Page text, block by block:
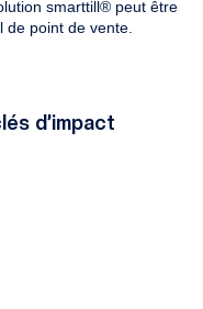
smarttill® peut être
point de vente.
d’impact